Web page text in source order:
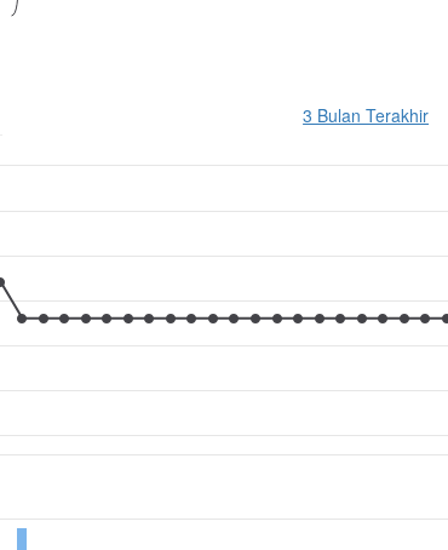
3 Bulan Terakhir